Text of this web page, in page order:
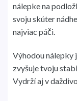
nálepke na
svoju skúter
najviac páči.
Výhodou nálepky
zvyšuje tvoju
Vydrží aj v